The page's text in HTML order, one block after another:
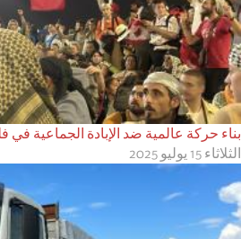
بناء حركة عالمية ضد الإبادة الجماعية
الثلاثاء 15 يوليو 2025